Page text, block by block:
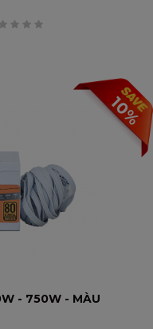
10%
- 750W - MÀU